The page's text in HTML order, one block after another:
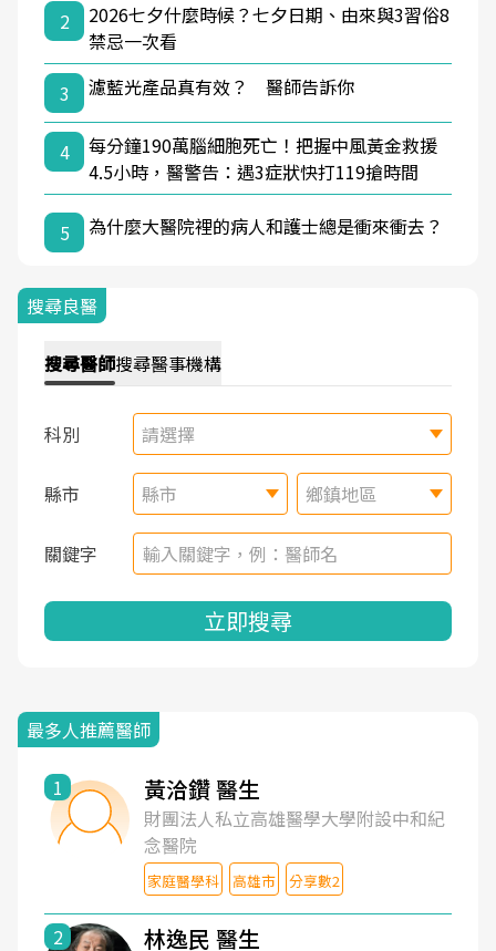
2
2026七夕什麼時候？七夕日期、由來與3習俗8
禁忌一次看
3
濾藍光產品真有效？ 醫師告訴你
4
每分鐘190萬腦細胞死亡！把握中風黃金救援
4.5小時，醫警告：遇3症狀快打119搶時間
5 為什麼大醫院裡的病人和護士總是衝來衝去？
搜尋良醫
搜尋醫師搜尋醫事機構
科別 請選擇
縣市 縣市 鄉鎮地區
關鍵字
立即搜尋
最多人推薦醫師
1 黃洽鑽 醫生
財團法人私立高雄醫學大學附設中和紀
念醫院
家庭醫學科 高雄市 分享數2
2 林逸民 醫生